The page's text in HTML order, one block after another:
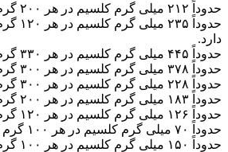
حدوداً ۲۱۲ میلی گرم کلسیم در هر ۲۰۰ گرم کیچه وجود دارد.
حدوداً
دارد.
حدوداً ۴۴۵ میلی گرم کلسیم در هر ۳۳۰ گرم پاستا با پنیر وجود دارد.
حدوداً ۳۷۸ میلی گرم کلسیم در هر ۳۰۰ گرم پیتزا وجود دارد.
حدوداً ۲۲۸ میلی گرم کلسیم در هر ۳۰۰ گرم لازانیا وجود دارد.
حدوداً ۱۸۳ میلی گرم کلسیم در هر ۲۰۰ گرم چیزبرگر وجود دارد.
حدوداً ۱۲۶ میلی گرم کلسیم در هر ۱۲۰ گرم توفو وجود دارد.
حدوداً ۷۰ میلی گرم کلسیم در هر ۱۰۰ گرم جلبک دریایی وجود دارد.
حدوداً ۱۵۰ میلی گرم کلسیم در هر ۱۰۰ گرم واکامه وجود دارد.